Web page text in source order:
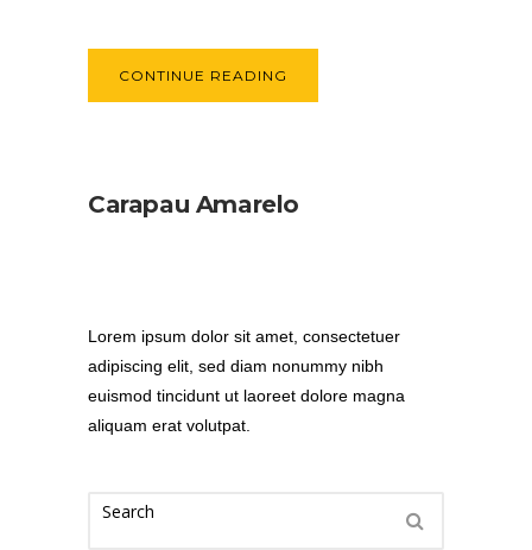
CONTINUE READING
Carapau Amarelo
Lorem ipsum dolor sit amet, consectetuer
adipiscing elit, sed diam nonummy nibh
euismod tincidunt ut laoreet dolore magna
aliquam erat volutpat.